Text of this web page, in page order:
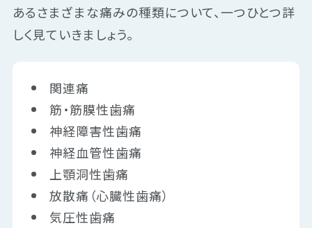
あるさまざまな痛みの種類について、一つひとつ詳
しく見ていきましょう。
関連痛
筋・筋膜性歯痛
神経障害性歯痛
神経血管性歯痛
上顎洞性歯痛
放散痛（心臓性歯痛）
気圧性歯痛